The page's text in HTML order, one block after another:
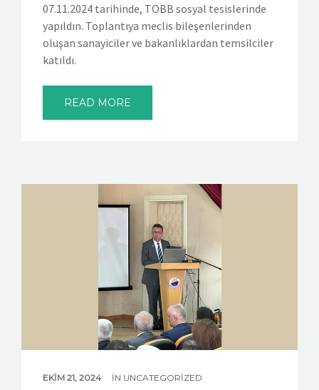
07.11.2024 tarihinde, TOBB sosyal tesislerinde
yapıldın. Toplantıya meclis bileşenlerinden
oluşan sanayiciler ve bakanlıklardan temsilciler
katıldı.
READ MORE
EKIM 21, 2024 IN UNCATEGORIZED